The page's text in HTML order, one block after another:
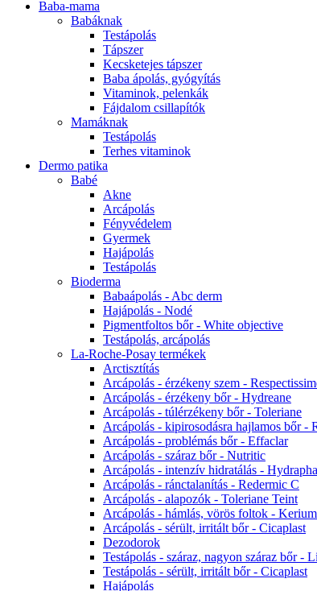
Baba-mama
Babáknak
Testápolás
Tápszer
Kecsketejes tápszer
Baba ápolás, gyógyítás
Vitaminok, pelenkák
Fájdalom csillapítók
Mamáknak
Testápolás
Terhes vitaminok
Dermo patika
Babé
Akne
Arcápolás
Fényvédelem
Gyermek
Hajápolás
Testápolás
Bioderma
Babaápolás - Abc derm
Hajápolás - Nodé
Pigmentfoltos bőr - White objective
Testápolás, arcápolás
La-Roche-Posay termékek
Arctisztítás
Arcápolás - érzékeny szem -
Arcápolás - érzékeny bőr - Hydreane
Arcápolás - túlérzékeny bőr - Toleriane
Arcápolás - kipirosodásra hajlamos bőr -
Arcápolás - problémás bőr - Effaclar
Arcápolás - száraz bőr - Nutritic
Arcápolás - intenzív hidratálás -
Arcápolás - ránctalanítás - Redermic C
Arcápolás - alapozók - Toleriane Teint
Arcápolás - hámlás, vörös foltok -
Arcápolás - sérült, irritált bőr - Cicaplast
Dezodorok
Testápolás - száraz, nagyon száraz bőr -
Testápolás - sérült, irritált bőr - Cicaplast
Hajápolás